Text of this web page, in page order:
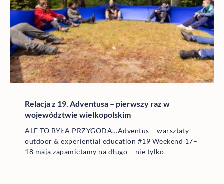
Relacja z 19. Adventusa – pierwszy raz w
województwie wielkopolskim
ALE TO BYŁA PRZYGODA…Adventus – warsztaty
outdoor & experiential education #19 Weekend 17–
18 maja zapamiętamy na długo – nie tylko